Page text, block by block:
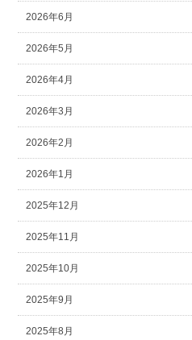
2026年6月
2026年5月
2026年4月
2026年3月
2026年2月
2026年1月
2025年12月
2025年11月
2025年10月
2025年9月
2025年8月